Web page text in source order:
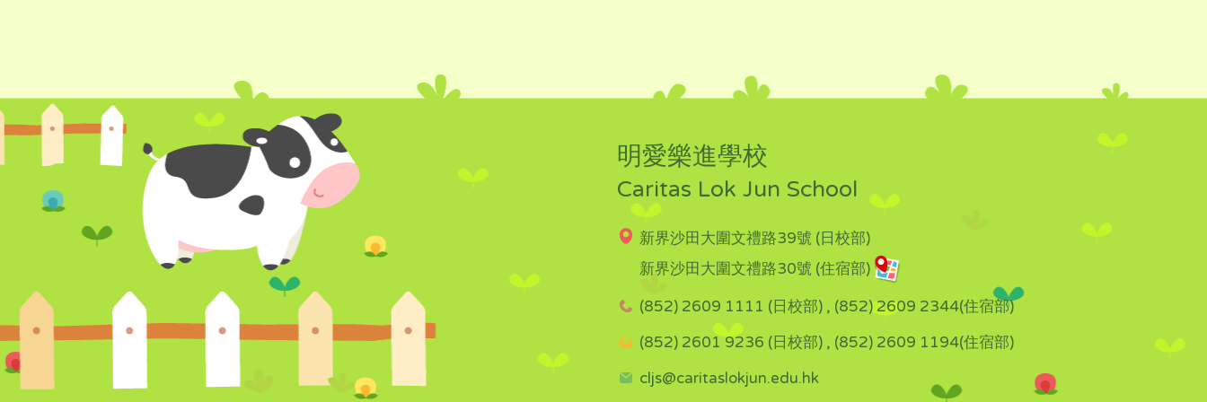
明愛樂進學校
Caritas Lok Jun School
新界沙田大圍文禮路39號 (日校部)
新界沙田大圍文禮路30號 (住宿部)
(852) 2609 1111 (日校部) , (852) 2609 2344(住宿部)
(852) 2601 9236 (日校部) , (852) 2609 1194(住宿部)
cljs@caritaslokjun.edu.hk